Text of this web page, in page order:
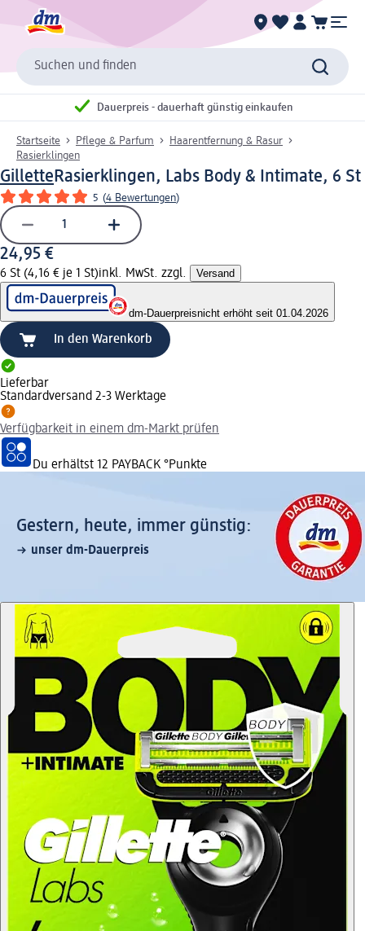
Suchen und finden
Dauerpreis - dauerhaft günstig einkaufen
Startseite Pflege & Parfum
Haarentfernung & Rasur
Rasierklingen
GilletteRasierklingen, Labs Body & Intimate, 6 St
5 (4 Bewertungen)
24,95 €
6 St (4,16 € je 1 St)inkl. MwSt. zzgl. Versand
dm-Dauerpreisnicht erhöht seit 01.04.2026
In den Warenkorb
Lieferbar
Standardversand 2-3 Werktage
Verfügbarkeit in einem dm-Markt prüfen
Du erhältst 12 PAYBACK °Punkte
Gestern, heute, immer günstig:
unser dm-Dauerpreis